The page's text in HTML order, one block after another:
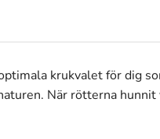
krukvalet för dig
När rötterna